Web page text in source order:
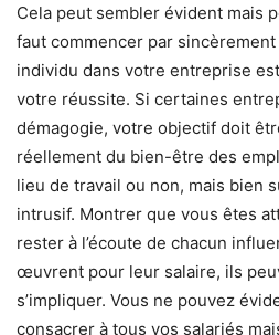
Cela peut sembler évident mais
faut commencer par
individu dans votre entreprise
votre réussite. Si certaines
démagogie, votre objectif doit
réellement du bien-être des
lieu de travail ou non, mais bien
intrusif. Montrer que vous êtes
rester à l’écoute de chacun
œuvrent pour leur salaire, ils
s’impliquer. Vous ne pouvez
consacrer à tous vos salariés